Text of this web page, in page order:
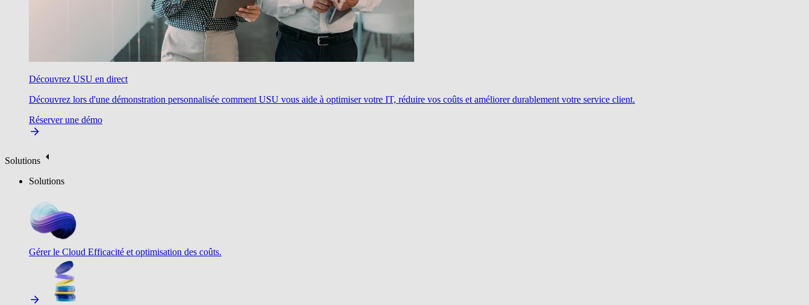
Découvrez USU en direct
Découvrez lors d'une démonstration personnalisée comment USU vous aide à optimiser votre IT, réduire vos coûts et améliorer durablement votre service client.
Réserver une démo
Solutions
Solutions
Gérer le Cloud Efficacité et optimisation des coûts.